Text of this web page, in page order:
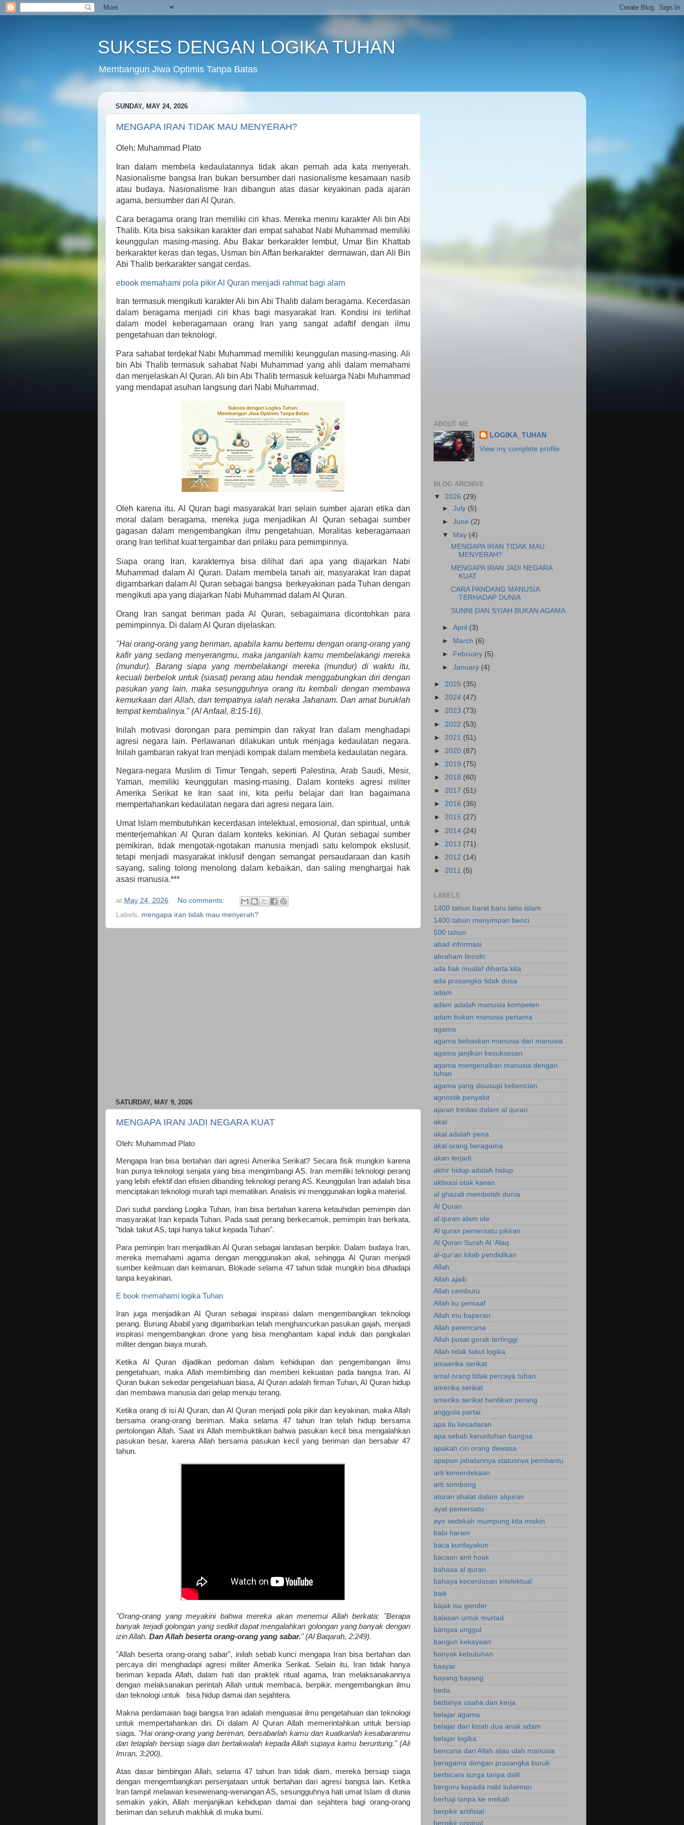
SUKSES DENGAN LOGIKA TUHAN
Membangun Jiwa Optimis Tanpa Batas
SUNDAY, MAY 24, 2026
MENGAPA IRAN TIDAK MAU MENYERAH?
Oleh: Muhammad Plato
Iran dalam membela kedaulatannya tidak akan pernah ada kata menyerah.
Nasionalisme bangsa Iran bukan bersumber dari nasionalisme kesamaan nasib
atau budaya. Nasionalisme Iran dibangun atas dasar keyakinan pada ajaran
agama, bersumber dari Al Quran.
Cara beragama orang Iran memiliki ciri khas. Mereka meniru karakter Ali bin Abi
Thalib. Kita bisa saksikan karakter dari empat sahabat Nabi Muhammad memiliki
keunggulan masing-masing. Abu Bakar berkarakter lembut, Umar Bin Khattab
berkarakter keras dan tegas, Usman bin Affan berkarakter dermawan, dan Ali Bin
Abi Thalib berkarakter sangat cerdas.
ebook memahami pola pikir Al Quran menjadi rahmat bagi alam
Iran termasuk mengikuti karakter Ali bin Abi Thalib dalam beragama. Kecerdasan
dalam beragama menjadi ciri khas bagi masyarakat Iran. Kondisi ini terlihat
dalam model keberagamaan orang Iran yang sangat adaftif dengan ilmu
pengetahuan dan teknologi.
Para sahabat terdekat Nabi Muhammad memiliki keunggulan masing-masing. Ali
bin Abi Thalib termasuk sahabat Nabi Muhammad yang ahli dalam memahami
dan menjelaskan Al Quran. Ali bin Abi Thalib termasuk keluarga Nabi Muhammad
yang mendapat asuhan langsung dari Nabi Muhammad.
Oleh karena itu, Al Quran bagi masyarakat Iran selain sumber ajaran etika dan
moral dalam beragama, mereka juga menjadikan Al Quran sebagai sumber
gagasan dalam mengembangkan ilmu pengetahuan. Moralitas keberagamaan
orang Iran terlihat kuat tergambar dari prilaku para pemimpinnya.
Siapa orang Iran, karakternya bisa dilihat dari apa yang diajarkan Nabi
Muhammad dalam Al Quran. Dalam membela tanah air, masyarakat Iran dapat
digambarkan dalam Al Quran sebagai bangsa berkeyakinan pada Tuhan dengan
mengikuti apa yang diajarkan Nabi Muhammad dalam Al Quran.
Orang Iran sangat beriman pada Al Quran, sebagaimana dicontohkan para
pemimpinnya. Di dalam Al Quran dijelaskan.
"Hai orang-orang yang beriman, apabila kamu bertemu dengan orang-orang yang
kafir yang sedang menyerangmu, maka janganlah kamu membelakangi mereka
(mundur). Barang siapa yang membelakangi mereka (mundur) di waktu itu,
kecuali berbelok untuk (siasat) perang atau hendak menggabungkan diri dengan
pasukan yang lain, maka sesungguhnya orang itu kembali dengan membawa
kemurkaan dari Allah, dan tempatnya ialah neraka Jahanam. Dan amat buruklah
tempat kembalinya." (Al Anfaal, 8:15-16).
Inilah motivasi dorongan para pemimpin dan rakyat Iran dalam menghadapi
agresi negara lain. Perlawanan dilakukan untuk menjaga kedaulatan negara.
Inilah gambaran rakyat Iran menjadi kompak dalam membela kedaulatan negara.
Negara-negara Muslim di Timur Tengah, seperti Palestina, Arab Saudi, Mesir,
Yaman, memiliki keunggulan masing-masing. Dalam konteks agresi militer
Amerika Serikat ke Iran saat ini, kita perlu belajar dari Iran bagaimana
mempertahankan kedaulatan negara dari agresi negara lain.
Umat Islam membutuhkan kecerdasan intelektual, emosional, dan spiritual, untuk
menterjemahkan Al Quran dalam konteks kekinian. Al Quran sebagai sumber
pemikiran, tidak mengotak-ngotakan manusia menjadi satu kelompok ekslusif,
tetapi menjadi masyarakat inklusif dengan semangat persaudaraan dan kasih
sayang, saling tolong menolong dalam kebaikan, dan saling menghargai hak
asasi manusia.***
at May 24, 2026
No comments:
Labels: mengapa iran tidak mau menyerah?
SATURDAY, MAY 9, 2026
MENGAPA IRAN JADI NEGARA KUAT
Oleh: Muhammad Plato
Mengapa Iran bisa bertahan dari agresi Amerika Serikat? Secara fisik mungkin karena
Iran punya teknologi senjata yang bisa mengimbangi AS. Iran memiliki teknologi perang
yang lebih efektif dan efisien dibanding teknologi perang AS. Keunggulan Iran adalah bisa
menciptakan teknologi murah tapi mematikan. Analisis ini menggunakan logika material.
Dari sudut pandang Logika Tuhan, Iran bisa bertahan karena ketauhidan pemimpin dan
masyarakat Iran kepada Tuhan. Pada saat perang berkecamuk, pemimpin Iran berkata,
"tidak takut AS, tapi hanya takut kepada Tuhan".
Para peminpin Iran menjadikan Al Quran sebagai landasan berpikir. Dalam budaya Iran,
mereka memahami agama dengan menggunakan akal, sehingga Al Quran menjadi
sumber keilmuan dan keimanan. Blokade selama 47 tahun tidak mungkin bisa dihadapi
tanpa keyakinan.
E book memahami logika Tuhan
Iran juga menjadikan Al Quran sebagai inspirasi dalam mengembangkan teknologi
perang. Burung Ababil yang digambarkan telah menghancurkan pasukan gajah, menjadi
inspirasi mengembangkan drone yang bisa menghantam kapal induk dan pangkalan
militer dengan biaya murah.
Ketika Al Quran dijadikan pedoman dalam kehidupan dan pengembangan ilmu
pengetahuan, maka Allah membimbing dan memberi kekuatan pada bangsa Iran. Al
Quran bukan sekedar pengetahuan biasa, Al Quran adalah firman Tuhan, Al Quran hidup
dan membawa manusia dari gelap menuju terang.
Ketika orang di isi Al Quran, dan Al Quran menjadi pola pikir dan keyakinan, maka Allah
bersama orang-orang beriman. Maka selama 47 tahun Iran telah hidup bersama
pertolongan Allah. Saat ini Allah membuktikan bahwa pasukan kecil bisa mengalahkan
pasukan besar, karena Allah bersama pasukan kecil yang beriman dan bersabar 47
tahun.
"Orang-orang yang meyakini bahwa mereka akan menemui Allah berkata: "Berapa
banyak terjadi golongan yang sedikit dapat mengalahkan golongan yang banyak dengan
izin Allah. Dan Allah beserta orang-orang yang sabar." (Al Baqarah, 2:249).
"Allah beserta orang-orang sabar", inilah sebab kunci mengapa Iran bisa bertahan dan
percaya diri menghadapi agresi militer Amerika Serikat. Selain itu, Iran tidak hanya
beriman kepada Allah, dalam hati dan praktek ritual agama, Iran melaksanakannya
dengan melaksanakan perintah Allah untuk membaca, berpikir, mengembangkan ilmu
dan teknologi untuk bisa hidup damai dan sejahtera.
Makna perdamaian bagi bangsa Iran adalah menguasai ilmu pengetahuan dan teknologi
untuk mempertahankan diri. Di dalam Al Quran Allah memerintahkan untuk bersiap
siaga. "Hai orang-orang yang beriman, bersabarlah kamu dan kuatkanlah kesabaranmu
dan tetaplah bersiap siaga dan bertakwalah kepada Allah supaya kamu beruntung." (Ali
Imran, 3:200).
Atas dasar bimbingan Allah, selama 47 tahun Iran tidak diam, mereka bersiap siaga
dengan mengembangkan persenjataan untuk bertahan dari agresi bangsa lain. Ketika
Iran tampil melawan kesewenang-wenangan AS, sesungguhnya hati umat Islam di dunia
semakin yakin, Allah menjanjikan kehidupan damai dan sejahtera bagi orang-orang
beriman dan seluruh makhluk di muka bumi.
ABOUT ME
LOGIKA_TUHAN
View my complete profile
BLOG ARCHIVE
▼ 2026 (29)
►July (5)
►June (2)
▼
May (4)
MENGAPA IRAN TIDAK MAU
MENYERAH?
MENGAPA IRAN JADI NEGARA
KUAT
CARA PANDANG MANUSIA
TERHADAP DUNIA
SUNNI DAN SYIAH BUKAN AGAMA
►April (3)
►
March (6)
►
February (5)
►January (4)
► 2025 (35)
► 2024 (47)
► 2023 (73)
► 2022 (53)
► 2021 (51)
► 2020 (87)
► 2019 (75)
► 2018 (60)
► 2017 (51)
► 2016 (36)
► 2015 (27)
► 2014 (24)
► 2013 (71)
► 2012 (14)
► 2011 (5)
LABELS
1400 tahun barat baru tahu islam
1400 tahun menyimpan benci
500 tahun
abad informasi
abraham lincoln
ada hak mualaf diharta kita
ada prasangka tidak dosa
adam
adam adalah manusia kompeten
adam bukan manusia pertama
agama
agama bebaskan manusia dari manusia
agama janjikan kesuksesan
agama mengenalkan manusia dengan
tuhan
agama yang disusupi kebencian
agnostik penyakit
ajaran trinitas dalam al quran
akal
akal adalah pena
akal orang beragama
akan terjadi
akhir hidup adalah hidup
aktivasi otak kanan
al ghazali membelah dunia
Al Quran
al quran alam ide
Al quran pemersatu pikiran
Al Quran Surah Al 'Alaq
al-qur'an kitab pendidikan
Allah
Allah ajaib
Allah cemburu
Allah ku pemaaf
Allah mu baperan
Allah perencana
Allah pusat gerak tertinggi
Allah tidak takut logika
amaerika serikat
amal orang tidak percaya tuhan
amerika serikat
amerika serikat hentikan perang
anggota partai
apa itu kesadaran
apa sebab keruntuhan bangsa
apakah ciri orang dewasa
apapun jabatannya statusnya pembantu
arti kemerdekaan
arti sombong
aturan shalat dalam alquran
ayat pemersatu
ayo sedekah mumpung kita miskin
babi haram
baca kunfayakun
bacaan anti hoak
bahasa al quran
bahaya kecerdasan intelektual
baik
bajak isu gender
balasan untuk murtad
bangsa unggul
bangun kekayaan
banyak kebutuhan
basyar
bayang bayang
beda
bedanya usaha dan kerja
belajar agama
belajar dari kisah dua anak adam
belajar logika
bencana dari Allah atau ulah manusia
beragama dengan prasangka buruk
berbicara surga tanpa dalil
berguru kepada nabi sulaiman
berhaji tanpa ke mekah
berpikir artifisial
berpikir original